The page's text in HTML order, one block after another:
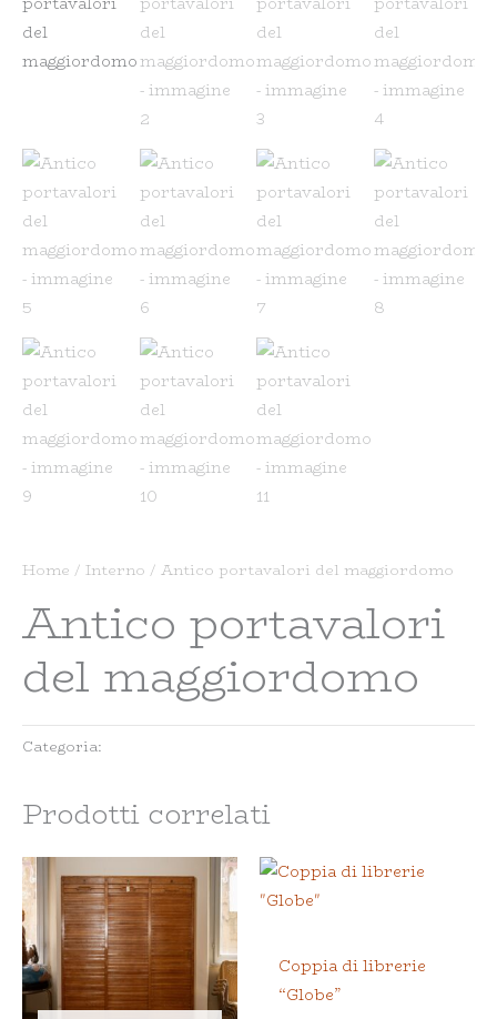
Home / Interno / Antico portavalori del maggiordomo
Antico portavalori
del maggiordomo
Categoria:
Prodotti correlati
Coppia di librerie
“Globe”